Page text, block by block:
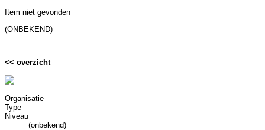
Item niet gevonden
(ONBEKEND)
<< overzicht
Organisatie
Type
Niveau
(onbekend)